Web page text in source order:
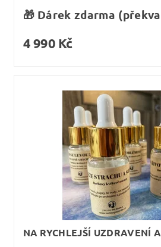
🎁 Dárek zdarma
4 990 Kč
NA RYCHLEJŠÍ UZDRAVENÍ